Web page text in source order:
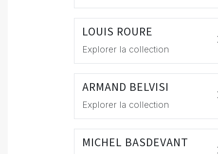
LOUIS ROURE
Explorer la collection
ARMAND BELVISI
Explorer la collection
MICHEL BASDEVANT